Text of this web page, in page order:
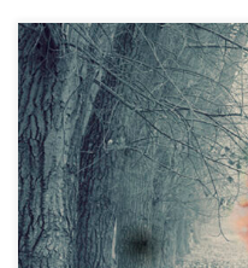
En su caso, siempre le había
simplemente se dedicaba a
esa nueva etapa de su vida,